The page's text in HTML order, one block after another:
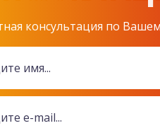
консультация по